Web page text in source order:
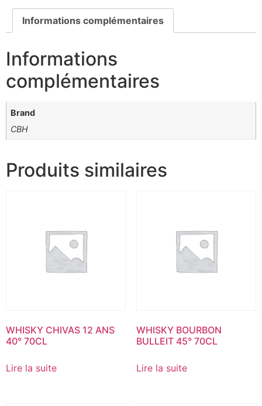
Informations complémentaires
Informations
complémentaires
Brand
CBH
Produits similaires
WHISKY CHIVAS 12 ANS
40° 70CL
Lire la suite
WHISKY BOURBON
BULLEIT 45° 70CL
Lire la suite